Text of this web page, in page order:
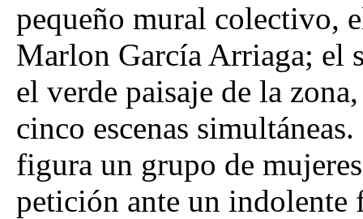
pequeño mural colectivo,
Marlon García Arriaga; el
el verde paisaje de la
cinco escenas
figura un grupo de
petición ante un indolente